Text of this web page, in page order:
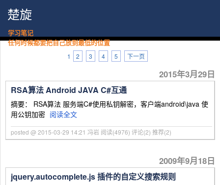
楚旋
学习笔记
任何时候都要把自己放到最低的位置
1 2 3 4 5 下一页
2015年3月29日
RSA算法 Android JAVA C#互通
摘要： RSA算法 服务端C#使用私钥解密，客户端android\java 使
用公钥加密 阅读全文
posted @ 2015-03-29 14:21 冯岩 阅读(4976) 评论(2) 推荐(2)
2009年9月18日
jquery.autocomplete.js 插件的自定义搜索规则